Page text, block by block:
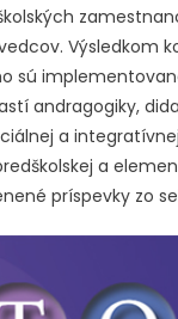
Výsledkom
sú
andragogiky,
a
a
príspevky zo